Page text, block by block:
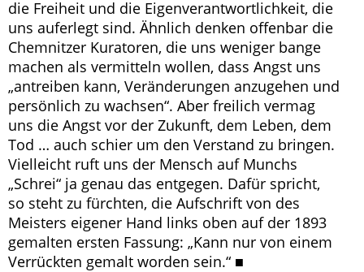
die Freiheit und die Eigenverantwortlichkeit, die
uns auferlegt sind. Ähnlich denken offenbar die
Chemnitzer Kuratoren, die uns weniger bange
machen als vermitteln wollen, dass Angst uns
„antreiben kann, Veränderungen anzugehen und
persönlich zu wachsen“. Aber freilich vermag
uns die Angst vor der Zukunft, dem Leben, dem
Tod … auch schier um den Verstand zu bringen.
Vielleicht ruft uns der Mensch auf Munchs
„Schrei“ ja genau das entgegen. Dafür spricht,
so steht zu fürchten, die Aufschrift von des
Meisters eigener Hand links oben auf der 1893
gemalten ersten Fassung: „Kann nur von einem
Verrückten gemalt worden sein.“ ■